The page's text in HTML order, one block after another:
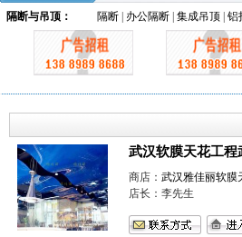
隔断与吊顶 ： 隔断 办公隔断 集成吊顶 铝
武汉软膜天花工
商店： 武汉雅佳丽软膜
店长：李先生